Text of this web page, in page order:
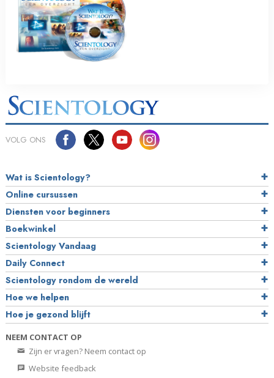
VOLG ONS
Wat is Scientology?
Online cursussen
Diensten voor beginners
Boekwinkel
Scientology Vandaag
Daily Connect
Scientology rondom de wereld
Hoe we helpen
Hoe je gezond blijft
NEEM CONTACT OP
Zijn er vragen? Neem contact op
Website feedback